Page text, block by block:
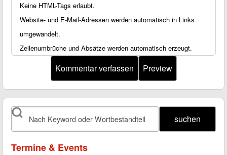
Keine HTML-Tags erlaubt.
Website- und E-Mail-Adressen werden automatisch in Links
umgewandelt.
Zeilenumbrüche und Absätze werden automatisch erzeugt.
suchen
Termine & Events